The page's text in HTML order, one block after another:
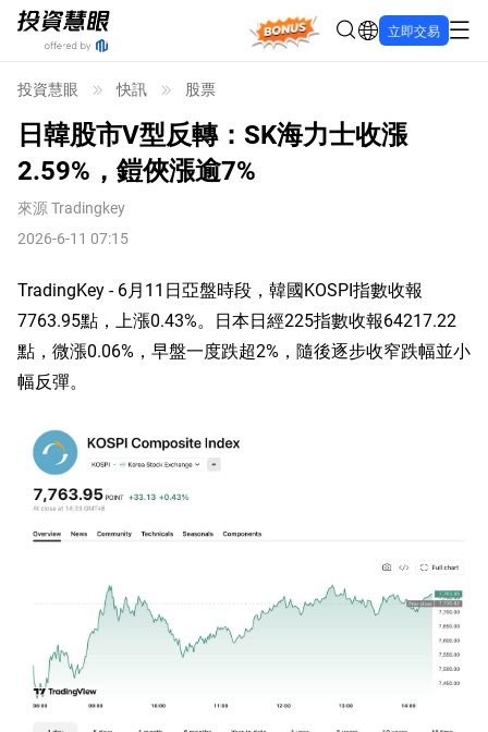
Bonus 立即交易
投資慧眼 快訊 股票
日韓股市V型反轉：SK海力士收漲
2.59%，鎧俠漲逾7%
來源Tradingkey
2026-6-11 07:15
TradingKey - 6月11日亞盤時段，韓國KOSPI指數收報
7763.95點，上漲0.43%。日本日經225指數收報64217.22
點，微漲0.06%，早盤一度跌超2%，隨後逐步收窄跌幅並小
幅反彈。